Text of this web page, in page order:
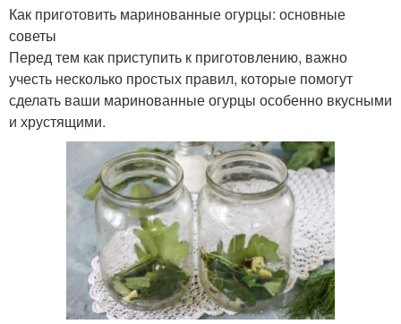
Как приготовить маринованные огурцы: основные
советы
Перед тем как приступить к приготовлению, важно
учесть несколько простых правил, которые помогут
сделать ваши маринованные огурцы особенно вкусными
и хрустящими.